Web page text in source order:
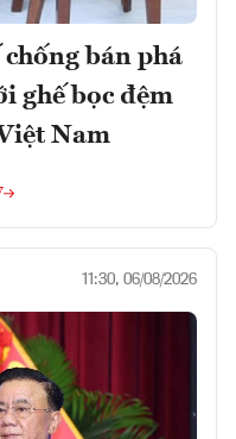
bán phá
ghế bọc đệm
Nam
11:30, 06/08/2026